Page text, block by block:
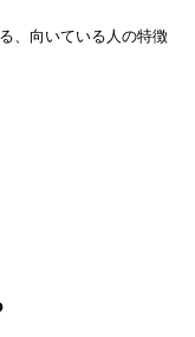
、向いている人の特徴